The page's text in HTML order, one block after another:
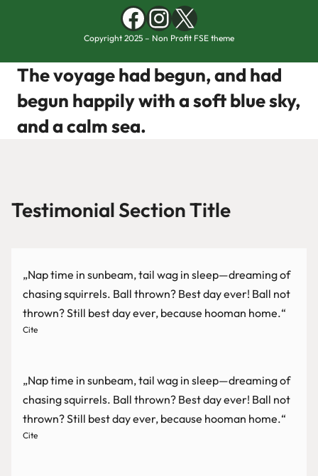
Facebook
Instagram
X
Copyright 2025 – Non Profit FSE theme
The voyage had begun, and had
begun happily with a soft blue sky,
and a calm sea.
Testimonial Section Title
„Nap time in sunbeam, tail wag in sleep—dreaming of
chasing squirrels. Ball thrown? Best day ever! Ball not
thrown? Still best day ever, because hooman home.“
Cite
„Nap time in sunbeam, tail wag in sleep—dreaming of
chasing squirrels. Ball thrown? Best day ever! Ball not
thrown? Still best day ever, because hooman home.“
Cite